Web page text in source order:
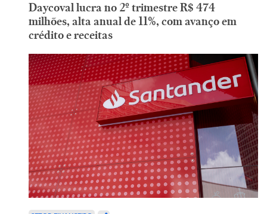
Daycoval lucra no 2º trimestre R$ 474
milhões, alta anual de 11%, com avanço em
crédito e receitas